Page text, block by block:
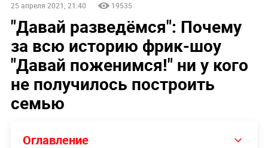
25 апреля 2021, 21:40 19535
"Давай разведёмся": Почему
за всю историю фрик-шоу
"Давай поженимся!" ни у кого
не получилось построить
семью
Оглавление